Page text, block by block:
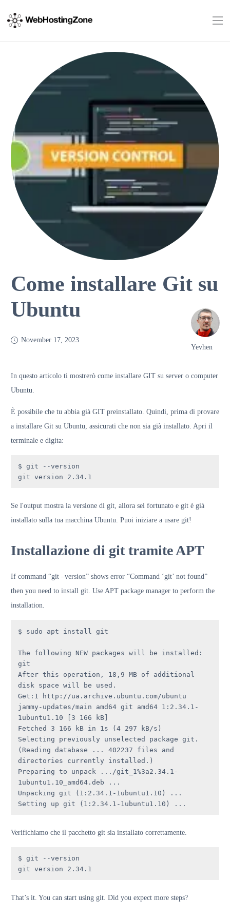
Come installare Git su
Ubuntu
November 17, 2023
Yevhen
In questo articolo ti mostrerò come installare GIT su server o computer
Ubuntu.
È possibile che tu abbia già GIT preinstallato. Quindi, prima di provare
a installare Git su Ubuntu, assicurati che non sia già installato. Apri il
terminale e digita:
$ git --version
git version 2.34.1
Se l'output mostra la versione di git, allora sei fortunato e git è già
installato sulla tua macchina Ubuntu. Puoi iniziare a usare git!
Installazione di git tramite APT
If command “git –version” shows error “Command ‘git’ not found”
then you need to install git. Use APT package manager to perform the
installation.
$ sudo apt install git
The following NEW packages will be installed:
git
After this operation, 18,9 MB of additional
disk space will be used.
Get:1 http://ua.archive.ubuntu.com/ubuntu
jammy-updates/main amd64 git amd64 1:2.34.1-
1ubuntu1.10 [3 166 kB]
Fetched 3 166 kB in 1s (4 297 kB/s)
Selecting previously unselected package git.
(Reading database ... 402237 files and
directories currently installed.)
Preparing to unpack .../git_1%3a2.34.1-
1ubuntu1.10_amd64.deb ...
Unpacking git (1:2.34.1-1ubuntu1.10) ...
Setting up git (1:2.34.1-1ubuntu1.10) ...
Verifichiamo che il pacchetto git sia installato correttamente.
$ git --version
git version 2.34.1
That’s it. You can start using git. Did you expect more steps?